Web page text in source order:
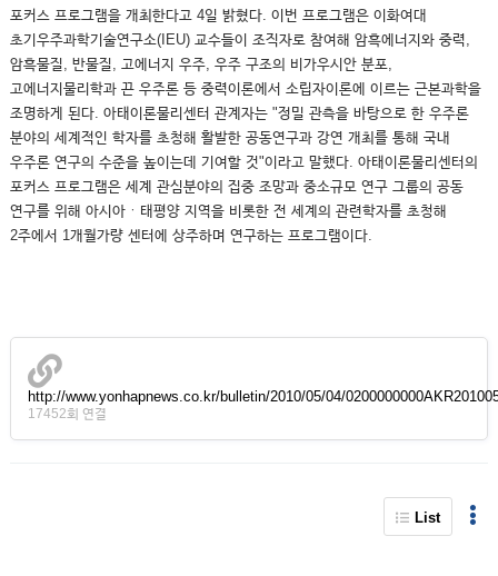
포커스 프로그램을 개최한다고 4일 밝혔다. 이번 프로그램은 이화여대
초기우주과학기술연구소(IEU) 교수들이 조직자로 참여해 암흑에너지와 중력,
암흑물질, 반물질, 고에너지 우주, 우주 구조의 비가우시안 분포,
고에너지물리학과 끈 우주론 등 중력이론에서 소립자이론에 이르는 근본과학을
조명하게 된다. 아태이론물리센터 관계자는 "정밀 관측을 바탕으로 한 우주론
분야의 세계적인 학자를 초청해 활발한 공동연구과 강연 개최를 통해 국내
우주론 연구의 수준을 높이는데 기여할 것"이라고 말했다. 아태이론물리센터의
포커스 프로그램은 세계 관심분야의 집중 조망과 중소규모 연구 그룹의 공동
연구를 위해 아시아ㆍ태평양 지역을 비롯한 전 세계의 관련학자를 초청해
2주에서 1개월가량 센터에 상주하며 연구하는 프로그램이다.
http://www.yonhapnews.co.kr/bulletin/2010/05/04/
17452회 연결
List